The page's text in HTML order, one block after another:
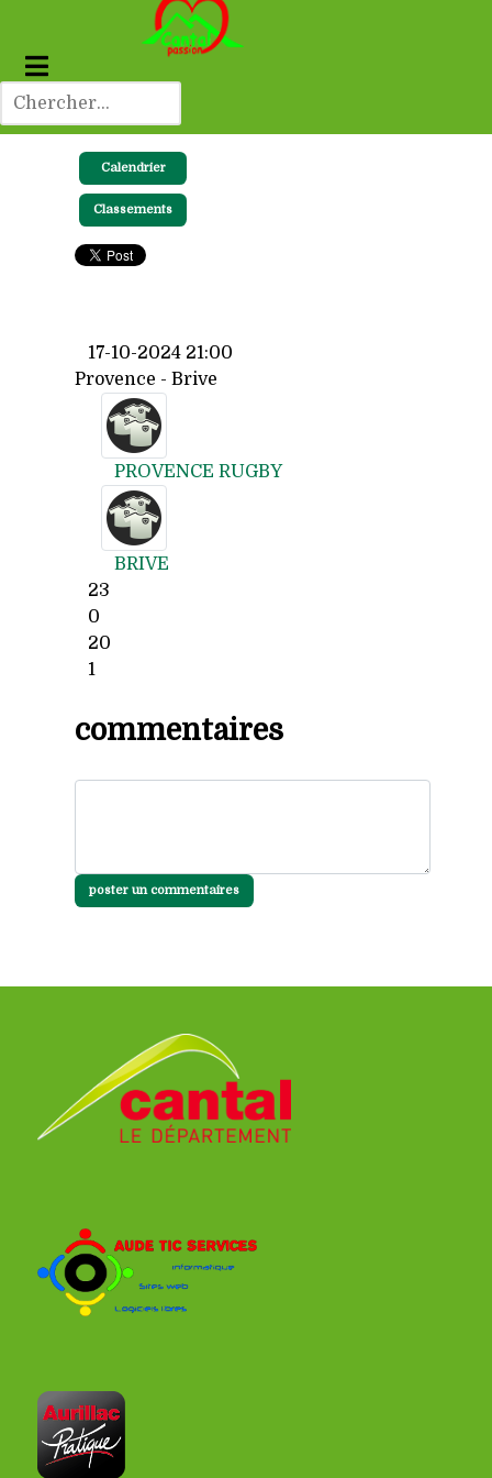
Calendrier
Classements
17-10-2024 21:00
Provence - Brive
PROVENCE RUGBY
BRIVE
23
0
20
1
commentaires
poster un commentaires